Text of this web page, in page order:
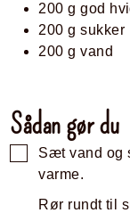
200 g god
200 g sukker
200 g vand
Sådan gør du
Sæt vand og
varme.
Rør rundt til